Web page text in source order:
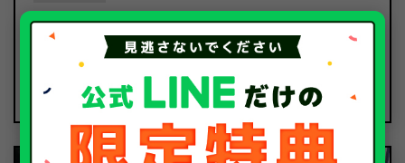
年式 平成24年/2012年
95,339Km
種別 故障車